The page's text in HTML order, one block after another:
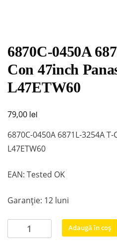
6870C-0450A
Con 47inch
L47ETW60
79,00 lei
6870C-0450A 6871L-3254A
L47ETW60
EAN: Tested OK
Garanție: 12 luni
Cantitate
6870C-
Adaugă în coș